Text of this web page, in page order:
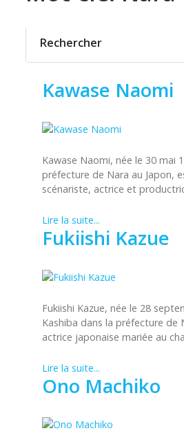
Rechercher
Kawase Naomi
Kawase Naomi, née le 30 mai
préfecture de Nara au Japon,
scénariste, actrice et
Lire la suite...
Fukiishi Kazue
Fukiishi Kazue, née le 28
Kashiba dans la préfecture de
actrice japonaise mariée au
Lire la suite...
Ono Machiko